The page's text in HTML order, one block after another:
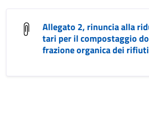
Allegato 2, rinuncia alla
tari per il compostaggio
frazione organica dei